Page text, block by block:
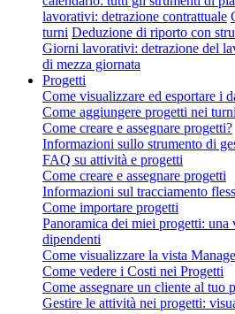
lavorativi: detrazione contrattuale
turni Deduzione di riporto con
Giorni lavorativi: detrazione del
di mezza giornata
Progetti
Come visualizzare ed esportare i
Come aggiungere progetti nei
Come creare e assegnare progetti?
Informazioni sullo strumento di
FAQ su attività e progetti
Come creare e assegnare progetti
Informazioni sul tracciamento
Come importare progetti
Panoramica dei miei progetti: una
dipendenti
Come visualizzare la vista
Come vedere i Costi nei Progetti
Come assegnare un cliente al tuo
Gestire le attività nei progetti: